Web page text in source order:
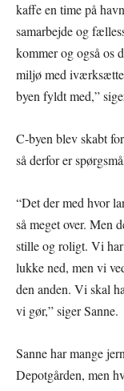
kaffe en time på
samarbejde og
kommer og også os
miljø med
byen fyldt med,”
C-byen blev skabt
så derfor er
“Det der med hvor
så meget over. Men
stille og roligt. Vi
lukke ned, men vi
den anden. Vi skal
vi gør,” siger Sanne.
Sanne har mange
Depotgården, men